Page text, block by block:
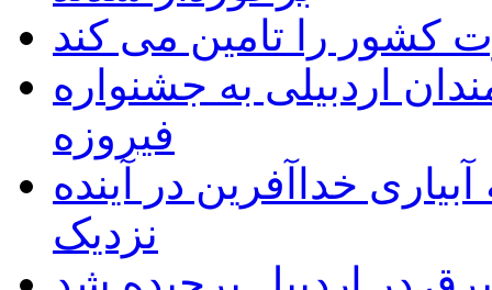
به۵۰ اثر هنرمندان اردبیلی به جشنواره
فیروزه
خداآفرین در آینده
نزدیک